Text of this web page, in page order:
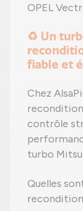
OPEL
♻️ Un
fiable et
Chez
contrôle
turbo
Quelles